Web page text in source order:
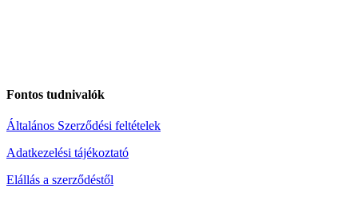
Fontos tudnivalók
Általános Szerződési feltételek
Adatkezelési tájékoztató
Elállás a szerződéstől